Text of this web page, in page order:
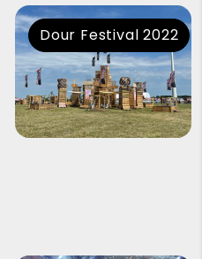
Dour Festival 2022